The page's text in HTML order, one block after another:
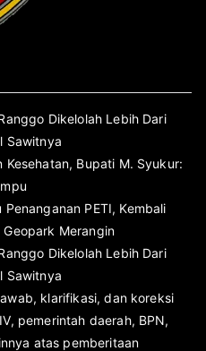
Dikelolah Lebih Dari
Sawitnya
Kesehatan, Bupati M. Syukur:
PETI, Kembali
Geopark Merangin
Dikelolah Lebih Dari
Sawitnya
klarifikasi, dan koreksi
pemerintah daerah, BPN,
atas pemberitaan